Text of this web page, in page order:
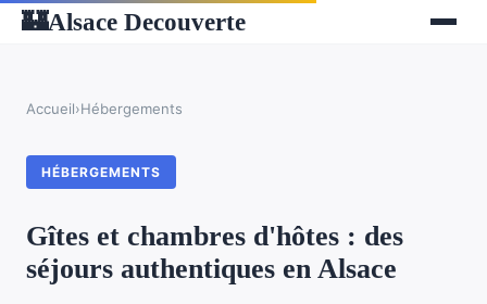
🏰Alsace Decouverte
Accueil›Hébergements
HÉBERGEMENTS
Gîtes et chambres d'hôtes : des
séjours authentiques en Alsace